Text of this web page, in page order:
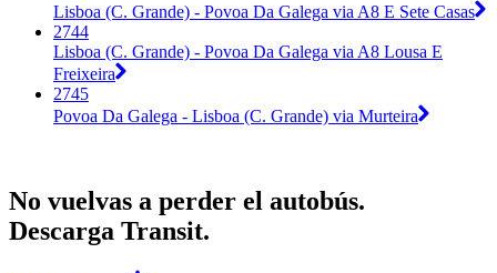
Lisboa (C. Grande) - Povoa Da Galega via A8 E Sete Casas
2744
Lisboa (C. Grande) - Povoa Da Galega via A8 Lousa E
Freixeira
2745
Povoa Da Galega - Lisboa (C. Grande) via Murteira
No vuelvas a perder el autobús.
Descarga Transit.